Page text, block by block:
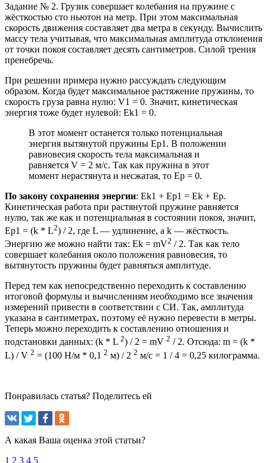
Задание № 2. Грузик совершает колебания на пружине с
жёсткостью сто ньютон на метр. При этом максимальная
скорость движения составляет два метра в секунду. Вычислить
массу тела учитывая, что максимальная амплитуда отклонения
от точки покоя составляет десять сантиметров. Силой трения
пренебречь.
При решении примера нужно рассуждать следующим
образом. Когда будет максимальное растяжение пружины, то
скорость груза равна нулю: V1 = 0. Значит, кинетическая
энергия тоже будет нулевой: Ek1 = 0.
В этот момент останется только потенциальная
энергия вытянутой пружины Ep1. В положении
равновесия скорость тела максимальная и
равняется V = 2 м/с. Так как пружина в этот
момент нерастянута и несжатая, то Ep = 0.
По закону сохранения энергии: Ek1 + Ep1 = Ek + Ep.
Кинетическая работа при растянутой пружине равняется
нулю, так же как и потенциальная в состоянии покоя, значит,
Ep1 = (k * L2) / 2, где L — удлинение, а k — жёсткость.
Энергию же можно найти так: Ek = mV2 / 2. Так как тело
совершает колебания около положения равновесия, то
вытянутость пружины будет равняться амплитуде.
Перед тем как непосредственно переходить к составлению
итоговой формулы и вычислениям необходимо все значения
измерений привести в соответствии с СИ. Так, амплитуда
указана в сантиметрах, поэтому её нужно перевести в метры.
Теперь можно переходить к составлению отношения и
подстановки данных: (k * L 2) / 2 = mV 2 / 2. Отсюда: m = (k *
L) / V 2 = (100 Н/м * 0,1 2 м) / 2 2 м/с = 1 / 4 = 0,25 килограмма.
Понравилась статья? Поделитесь ей
А какая Ваша оценка этой статьи?
1 2 3 4 5